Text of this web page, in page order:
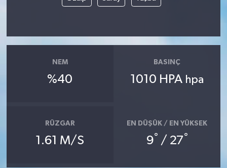
NEM
%40
BASINÇ
1010 HPA hpa
RÜZGAR
1.61 M/S
EN DÜŞÜK / EN YÜKSEK
9° / 27°